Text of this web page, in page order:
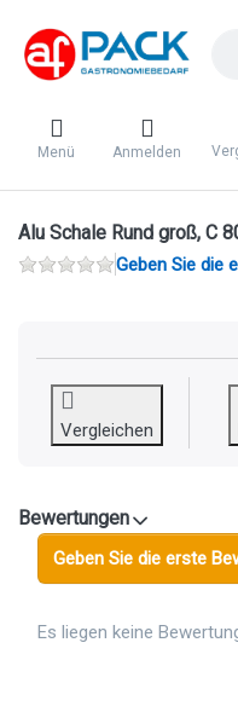
Menü Anmelden
Alu Schale Rund groß, C
Geben Sie die
Vergleichen
Bewertungen
Geben Sie die erste
Es liegen keine